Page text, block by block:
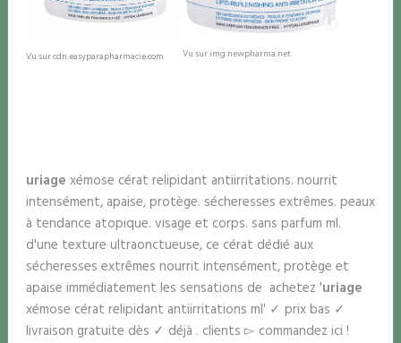
Vu sur cdn.easyparapharmacie.com Vu sur img.newpharma.net
uriage xémose cérat relipidant antiirritations. nourrit
intensément, apaise, protège. sécheresses extrêmes. peaux
à tendance atopique. visage et corps. sans parfum ml.
d'une texture ultraonctueuse, ce cérat dédié aux
sécheresses extrêmes nourrit intensément, protège et
apaise immédiatement les sensations de achetez 'uriage
xémose cérat relipidant antiirritations ml' ✓ prix bas ✓
livraison gratuite dès ✓ déjà . clients ▻ commandez ici !